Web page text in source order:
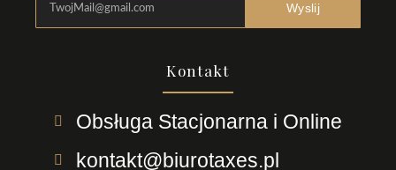
Wyslij
Kontakt
Obsługa Stacjonarna i Online
kontakt@biurotaxes.pl